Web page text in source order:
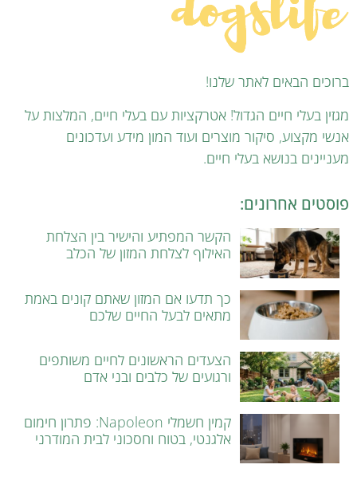
ברוכים הבאים לאתר שלנו!
מגזין בעלי חיים הגדול! אטרקציות עם בעלי חיים, המלצות על
אנשי מקצוע, סיקור מוצרים ועוד המון מידע ועדכונים
מעניינים בנושא בעלי חיים.
פוסטים אחרונים:
הקשר המפתיע והישיר בין הצלחת
האילוף לצלחת המזון של הכלב
כך תדעו אם המזון שאתם קונים באמת
מתאים לבעל החיים שלכם
הצעדים הראשונים לחיים משותפים
ורגועים של כלבים ובני אדם
קמין חשמלי Napoleon: פתרון חימום
אלגנטי, בטוח וחסכוני לבית המודרני